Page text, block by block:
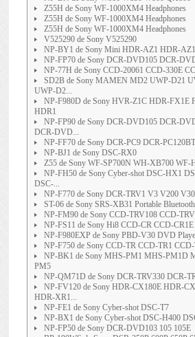
Z55H de Sony WF-1000XM4 Headphones
Z55H de Sony WF-1000XM4 Headphones
Z55H de Sony WF-1000XM4 Headphones
V525290 de Sony V525290
NP-BY1 de Sony Mini HDR-AZ1 HDR-
NP-FP70 de Sony DCR-DVD105 DCR-
NP-77H de Sony CCD-20061 CCD-330E
SD2B de Sony MAMEN MD2 UWP-D21
UWP-D2...
NP-F980D de Sony HVR-Z1C HDR-FX1E
HDR1
NP-FP90 de Sony DCR-DVD105 DCR-
DCR-DVD...
NP-FF70 de Sony DCR-PC9 DCR-
NP-BJ1 de Sony DSC-RX0
Z55 de Sony WF-SP700N WH-XB700
NP-FH50 de Sony Cyber-shot DSC-HX1
DSC-...
NP-F770 de Sony DCR-TRV1 V3 V200
ST-06 de Sony SRS-XB31 Portable
NP-FM90 de Sony CCD-TRV108 CCD-
NP-FS11 de Sony Hi8 CCD-CR CCD-
NP-F980EXP de Sony PBD-V30 DVD
NP-F750 de Sony CCD-TR CCD-TR1
NP-BK1 de Sony MHS-PM1 MHS-PM1D
PM5
NP-QM71D de Sony DCR-TRV330 DCR-
NP-FV120 de Sony HDR-CX180E HDR-
HDR-XR1...
NP-FE1 de Sony Cyber-shot DSC-T7
NP-BX1 de Sony Cyber-shot DSC-H400
NP-FP50 de Sony DCR-DVD103 105 105E